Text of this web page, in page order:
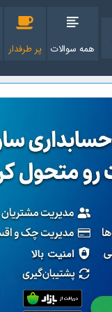
همه سوالات پر طرفدار